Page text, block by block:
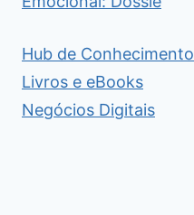
Hub de Conhecimento
Livros e eBooks
Negócios Digitais